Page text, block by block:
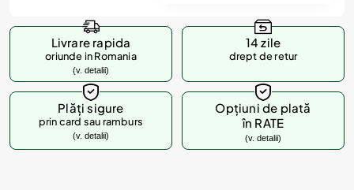
Livrare rapida
oriunde in Romania
(v. detalii)
14 zile
drept de retur
Plăți sigure
prin card sau ramburs
(v. detalii)
Opțiuni de plată
în RATE
(v. detalii)